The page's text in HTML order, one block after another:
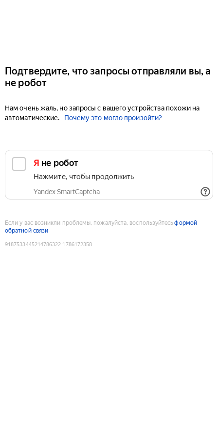
Подтвердите, что запросы отправляли вы, а
не робот
Нам очень жаль, но запросы с вашего устройства похожи на
автоматические.
Почему это могло произойти?
Я не робот
Нажмите, чтобы продолжить
Yandex SmartCaptcha
Если у вас возникли проблемы, пожалуйста, воспользуйтесьформой
обратной связи
9187533445214786322:1786172358